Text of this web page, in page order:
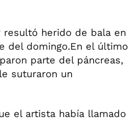
resultó herido de bala en
del domingo.En el último
parte del páncreas,
suturaron un
el artista había llamado